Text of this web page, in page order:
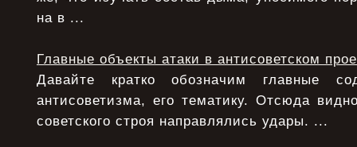
на в ...
Главные объекты атаки в антисоветском
Давайте кратко обозначим главные
антисоветизма, его тематику. Отсюда
советского строя направлялись удары. ...